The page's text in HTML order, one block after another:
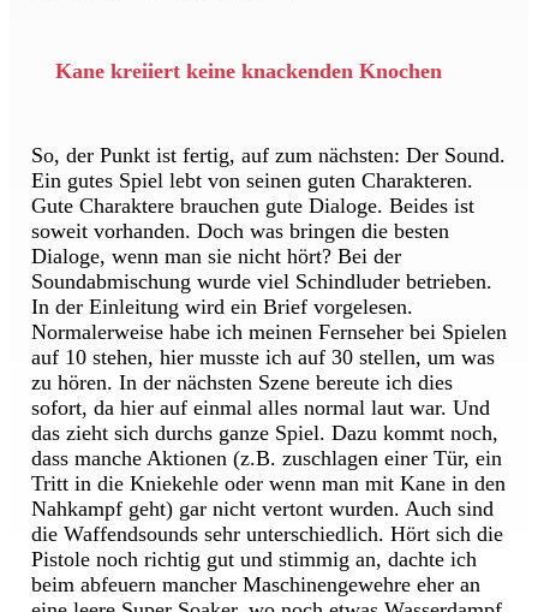
Kane kreiiert keine knackenden Knochen
So, der Punkt ist fertig, auf zum nächsten: Der Sound.
Ein gutes Spiel lebt von seinen guten Charakteren.
Gute Charaktere brauchen gute Dialoge. Beides ist
soweit vorhanden. Doch was bringen die besten
Dialoge, wenn man sie nicht hört? Bei der
Soundabmischung wurde viel Schindluder betrieben.
In der Einleitung wird ein Brief vorgelesen.
Normalerweise habe ich meinen Fernseher bei Spielen
auf 10 stehen, hier musste ich auf 30 stellen, um was
zu hören. In der nächsten Szene bereute ich dies
sofort, da hier auf einmal alles normal laut war. Und
das zieht sich durchs ganze Spiel. Dazu kommt noch,
dass manche Aktionen (z.B. zuschlagen einer Tür, ein
Tritt in die Kniekehle oder wenn man mit Kane in den
Nahkampf geht) gar nicht vertont wurden. Auch sind
die Waffendsounds sehr unterschiedlich. Hört sich die
Pistole noch richtig gut und stimmig an, dachte ich
beim abfeuern mancher Maschinengewehre eher an